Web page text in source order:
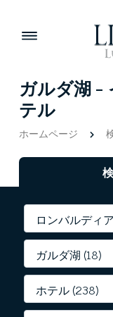
ガルダ湖 -
テル
ホームページ